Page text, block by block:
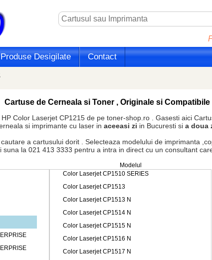
Produse Desigilate Contact
Cartuse de Cerneala si Toner , Originale si Compatibile
HP Color Laserjet CP1215 de pe toner-shop.ro . Gasesti aici
si imprimante cu laser in aceeasi zi in Bucuresti si a doua
a cartusului dorit . Selecteaza modelului de imprimanta
la 021 413 3333 pentru a intra in direct cu un consultant
Modelul